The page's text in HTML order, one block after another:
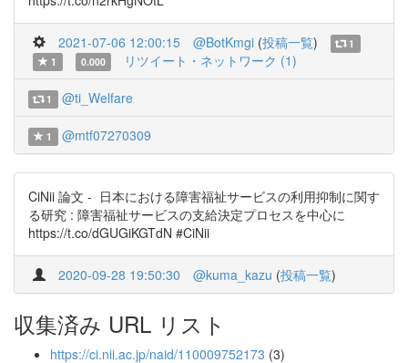
2021-07-06 12:00:15 @BotKmgi (投稿一覧)
1
1
0.000 リツイート・ネットワーク (1)
1 @ti_Welfare
1 @mtf07270309
CiNii 論文 - 日本における障害福祉サービスの利用抑制に関す
る研究 : 障害福祉サービスの支給決定プロセスを中心に
https://t.co/dGUGiKGTdN #CiNii
2020-09-28 19:50:30 @kuma_kazu (投稿一覧)
収集済み URL リスト
https://ci.nii.ac.jp/naid/110009752173 (3)